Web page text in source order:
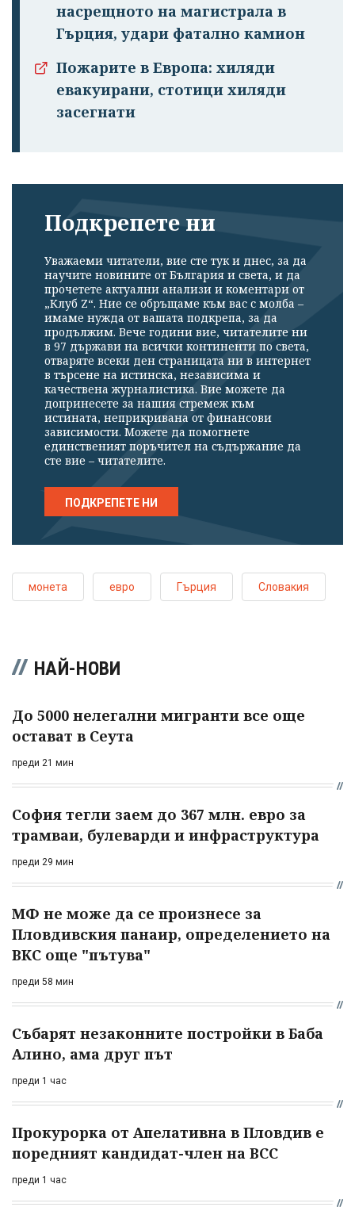
насрещното на магистрала в
Гърция, удари фатално камион
Пожарите в Европа: хиляди
евакуирани, стотици хиляди
засегнати
Подкрепете ни
Уважаеми читатели, вие сте тук и днес, за да
научите новините от България и света, и да
прочетете актуални анализи и коментари от
„Клуб Z“. Ние се обръщаме към вас с молба –
имаме нужда от вашата подкрепа, за да
продължим. Вече години вие, читателите ни
в 97 държави на всички континенти по света,
отваряте всеки ден страницата ни в интернет
в търсене на истинска, независима и
качествена журналистика. Вие можете да
допринесете за нашия стремеж към
истината, неприкривана от финансови
зависимости. Можете да помогнете
единственият поръчител на съдържание да
сте вие – читателите.
ПОДКРЕПЕТЕ НИ
монета евро Гърция Словакия
НАЙ-НОВИ
До 5000 нелегални мигранти все още
остават в Сеута
преди 21 мин
София тегли заем до 367 млн. евро за
трамваи, булеварди и инфраструктура
преди 29 мин
МФ не може да се произнесе за
Пловдивския панаир, определението на
ВКС още "пътува"
преди 58 мин
Събарят незаконните постройки в Баба
Алино, ама друг път
преди 1 час
Прокурорка от Апелативна в Пловдив е
поредният кандидат-член на ВСС
преди 1 час